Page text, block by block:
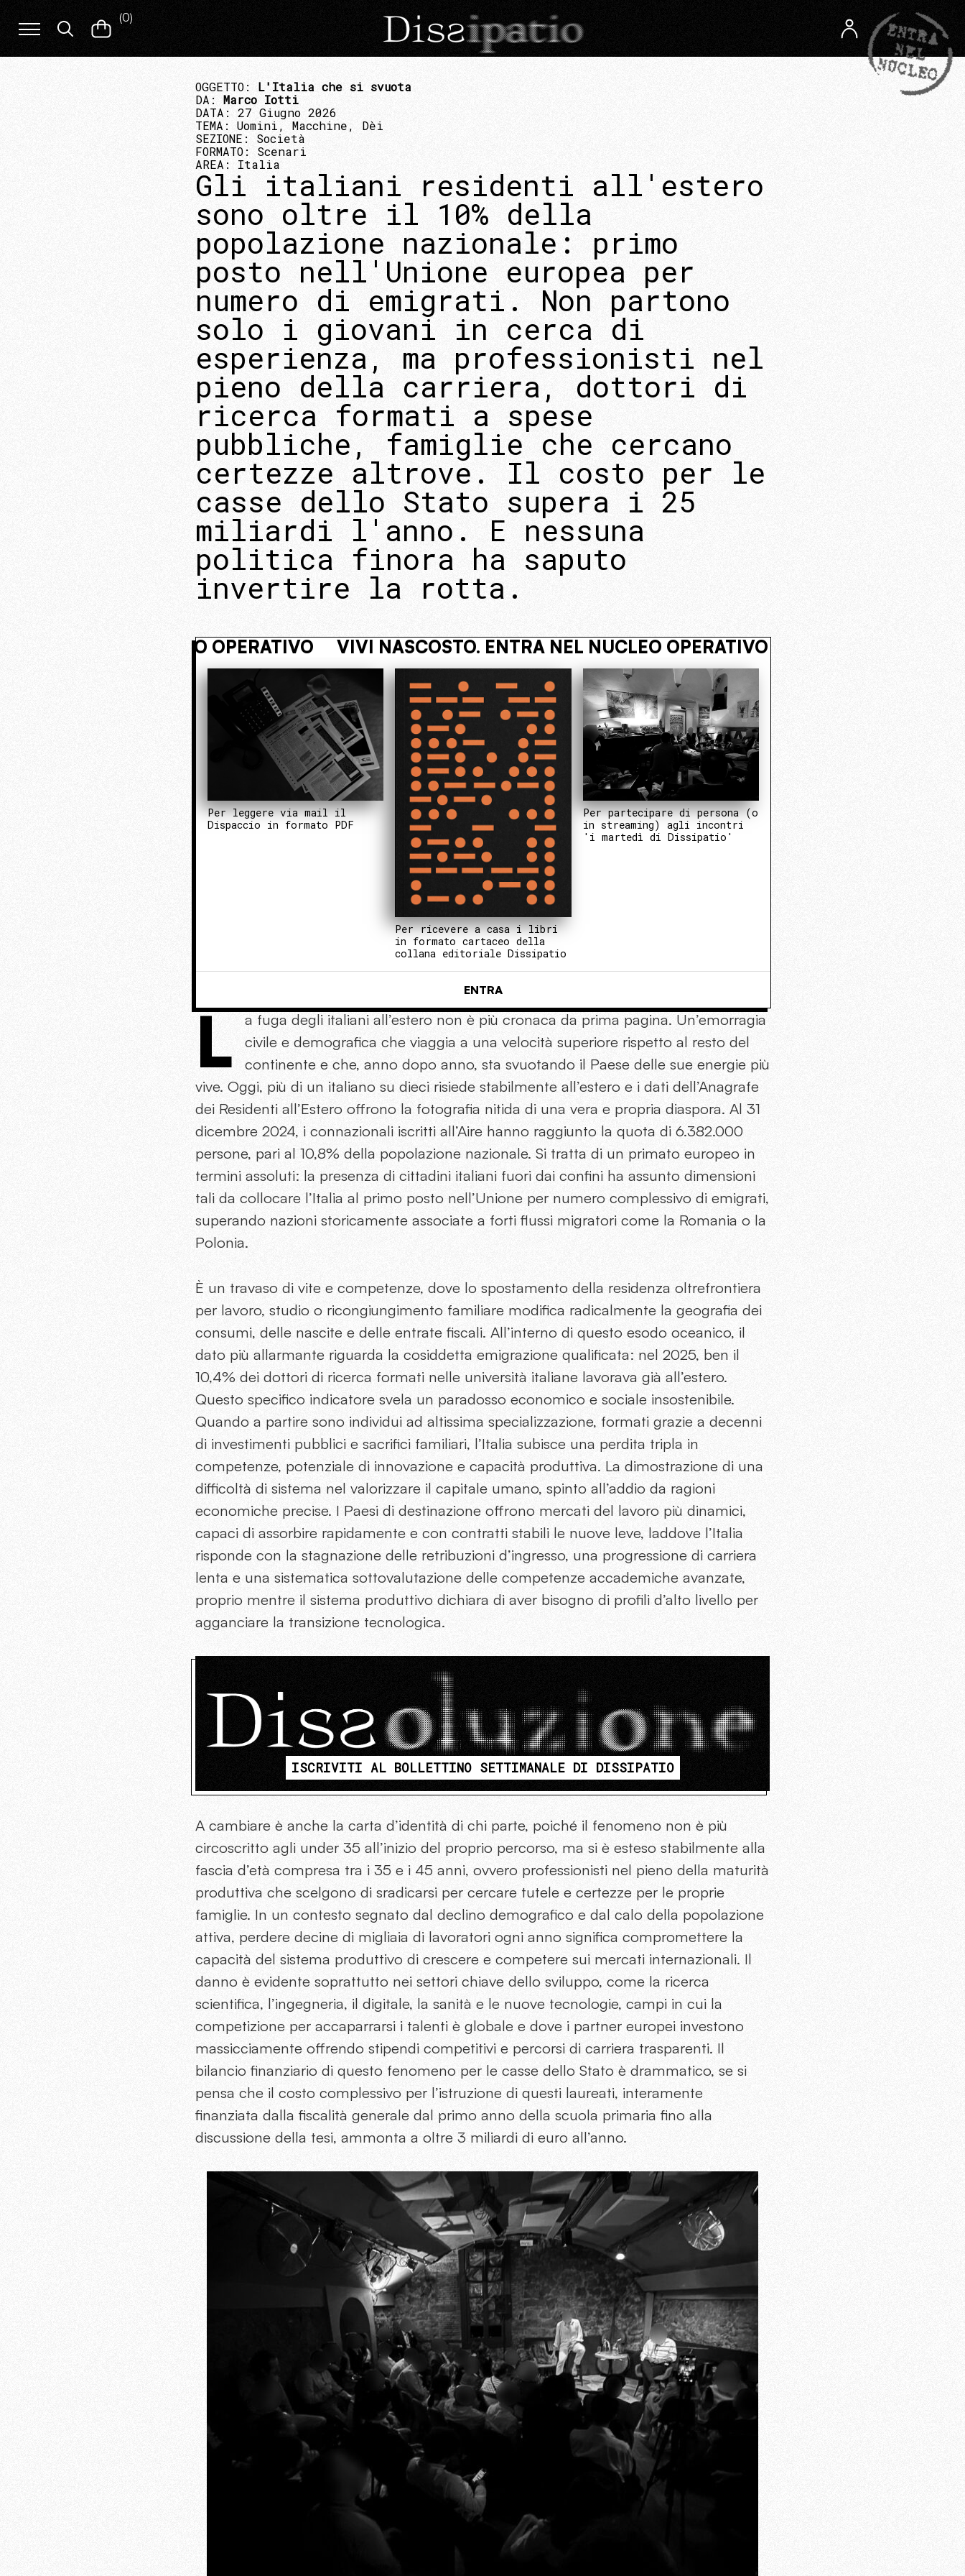
(0)
OGGETTO: L'Italia che si svuota
DA: Marco Iotti
DATA: 27 Giugno 2026
TEMA: Uomini, Macchine, Dèi
SEZIONE: Società
FORMATO: Scenari
AREA: Italia
Gli italiani residenti all'estero
sono oltre il 10% della
popolazione nazionale: primo
posto nell'Unione europea per
numero di emigrati. Non partono
solo i giovani in cerca di
esperienza, ma professionisti nel
pieno della carriera, dottori di
ricerca formati a spese
pubbliche, famiglie che cercano
certezze altrove. Il costo per le
casse dello Stato supera i 25
miliardi l'anno. E nessuna
politica finora ha saputo
invertire la rotta.
VIVI NASCOSTO. ENTRA NEL NUCLEO OPERATIVO VIVI NASCOSTO. ENTRA NEL NUCLEO OPERATIVO
Per leggere via mail il
Dispaccio in formato PDF
Per ricevere a casa i libri
in formato cartaceo della
collana editoriale Dissipatio
Per partecipare di persona (o
in streaming) agli incontri
'i martedì di Dissipatio'
ENTRA
L
a fuga degli italiani all’estero non è più cronaca da prima pagina. Un’emorragia
civile e demografica che viaggia a una velocità superiore rispetto al resto del
continente e che, anno dopo anno, sta svuotando il Paese delle sue energie più
vive. Oggi, più di un italiano su dieci risiede stabilmente all’estero e i dati dell’Anagrafe
dei Residenti all’Estero offrono la fotografia nitida di una vera e propria diaspora. Al 31
dicembre 2024, i connazionali iscritti all’Aire hanno raggiunto la quota di 6.382.000
persone, pari al 10,8% della popolazione nazionale. Si tratta di un primato europeo in
termini assoluti: la presenza di cittadini italiani fuori dai confini ha assunto dimensioni
tali da collocare l’Italia al primo posto nell’Unione per numero complessivo di emigrati,
superando nazioni storicamente associate a forti flussi migratori come la Romania o la
Polonia.
È un travaso di vite e competenze, dove lo spostamento della residenza oltrefrontiera
per lavoro, studio o ricongiungimento familiare modifica radicalmente la geografia dei
consumi, delle nascite e delle entrate fiscali. All’interno di questo esodo oceanico, il
dato più allarmante riguarda la cosiddetta emigrazione qualificata: nel 2025, ben il
10,4% dei dottori di ricerca formati nelle università italiane lavorava già all’estero.
Questo specifico indicatore svela un paradosso economico e sociale insostenibile.
Quando a partire sono individui ad altissima specializzazione, formati grazie a decenni
di investimenti pubblici e sacrifici familiari, l’Italia subisce una perdita tripla in
competenze, potenziale di innovazione e capacità produttiva. La dimostrazione di una
difficoltà di sistema nel valorizzare il capitale umano, spinto all’addio da ragioni
economiche precise. I Paesi di destinazione offrono mercati del lavoro più dinamici,
capaci di assorbire rapidamente e con contratti stabili le nuove leve, laddove l’Italia
risponde con la stagnazione delle retribuzioni d’ingresso, una progressione di carriera
lenta e una sistematica sottovalutazione delle competenze accademiche avanzate,
proprio mentre il sistema produttivo dichiara di aver bisogno di profili d’alto livello per
agganciare la transizione tecnologica.
ISCRIVITI AL BOLLETTINO SETTIMANALE DI DISSIPATIO
A cambiare è anche la carta d’identità di chi parte, poiché il fenomeno non è più
circoscritto agli under 35 all’inizio del proprio percorso, ma si è esteso stabilmente alla
fascia d’età compresa tra i 35 e i 45 anni, ovvero professionisti nel pieno della maturità
produttiva che scelgono di sradicarsi per cercare tutele e certezze per le proprie
famiglie. In un contesto segnato dal declino demografico e dal calo della popolazione
attiva, perdere decine di migliaia di lavoratori ogni anno significa compromettere la
capacità del sistema produttivo di crescere e competere sui mercati internazionali. Il
danno è evidente soprattutto nei settori chiave dello sviluppo, come la ricerca
scientifica, l’ingegneria, il digitale, la sanità e le nuove tecnologie, campi in cui la
competizione per accaparrarsi i talenti è globale e dove i partner europei investono
massicciamente offrendo stipendi competitivi e percorsi di carriera trasparenti. Il
bilancio finanziario di questo fenomeno per le casse dello Stato è drammatico, se si
pensa che il costo complessivo per l’istruzione di questi laureati, interamente
finanziata dalla fiscalità generale dal primo anno della scuola primaria fino alla
discussione della tesi, ammonta a oltre 3 miliardi di euro all’anno.